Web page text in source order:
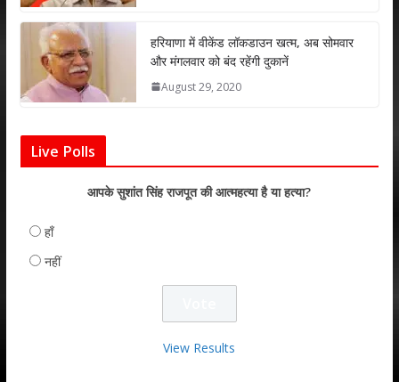
हरियाणा में वीकेंड लॉकडाउन खत्म, अब सोमवार
और मंगलवार को बंद रहेंगी दुकानें
August 29, 2020
Live Polls
आपके सुशांत सिंह राजपूत की आत्महत्या है या हत्या?
हाँ
नहीं
View Results